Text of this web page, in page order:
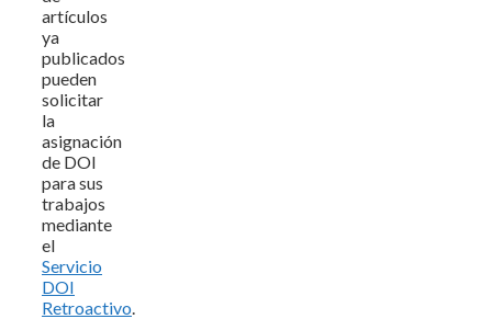
artículos
ya
publicados
pueden
solicitar
la
asignación
de DOI
para sus
trabajos
mediante
el
Servicio
DOI
Retroactivo.